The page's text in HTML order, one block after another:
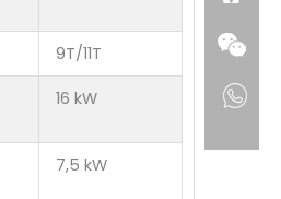
9T/11T
16 kW
7,5 kW